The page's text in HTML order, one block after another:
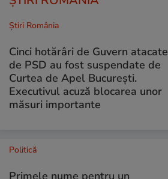
Știri România
Cinci hotărâri de Guvern atacate
de PSD au fost suspendate de
Curtea de Apel București.
Executivul acuză blocarea unor
măsuri importante
Politică
Primele nume pentru un